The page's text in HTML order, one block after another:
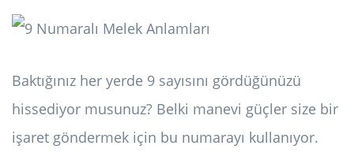
Baktığınız her yerde 9 sayısını gördüğünüzü
hissediyor musunuz? Belki manevi güçler size bir
işaret göndermek için bu numarayı kullanıyor.